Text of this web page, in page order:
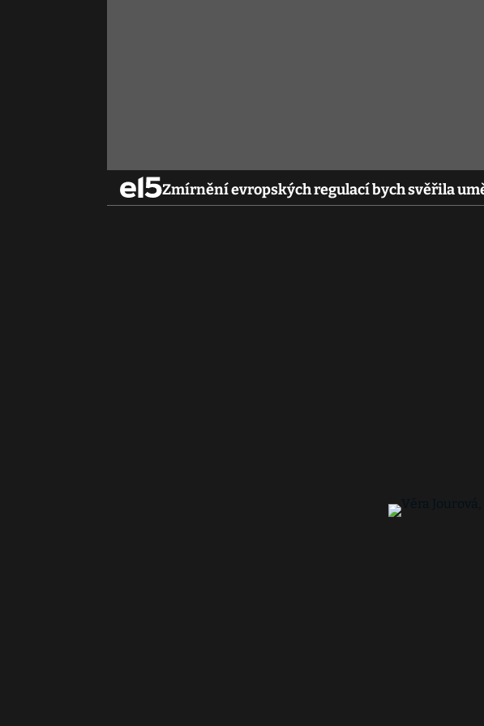
Zmírnění evropských regulací bych svěřila